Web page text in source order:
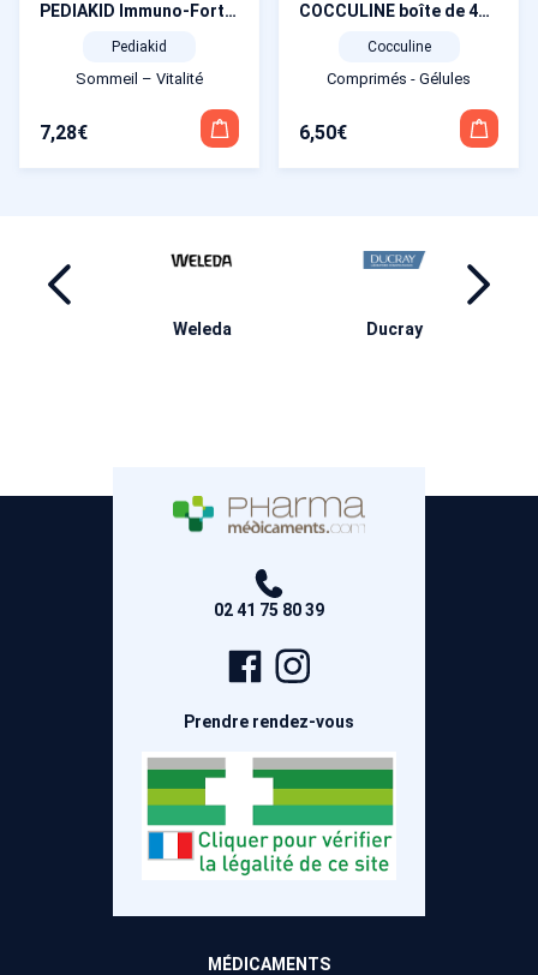
PEDIAKID Immuno-Fort sirop 125 ml
Pediakid
Sommeil – Vitalité
7,28€
COCCULINE boîte de 40 comprimés dispersibles
Cocculine
Comprimés - Gélules
6,50€
Weleda Ducray
02 41 75 80 39
Page
Facebook
Prendre rendez-vous
MÉDICAMENTS